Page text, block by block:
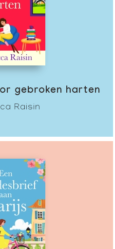
gebroken harten
Raisin